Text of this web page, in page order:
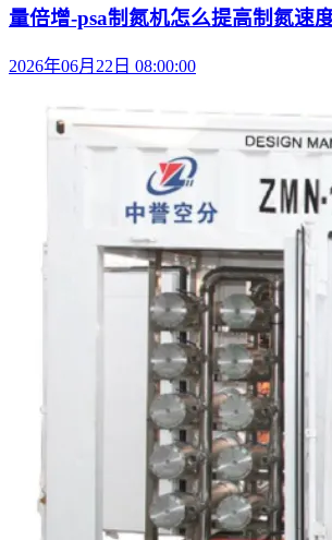
量倍增-psa制氮机怎么提高制氮速
2026年06月22日 08:00:00